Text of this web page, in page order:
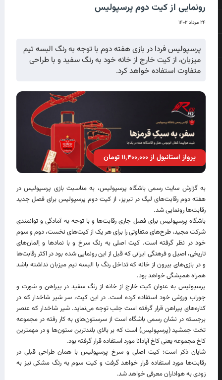
رونمایی از کیت دوم پرسپولیس
۲۴ مرداد ۱۴۰۲
پرسپولیس فردا در بازی هفته دوم با توجه به رنگ البسه تیم
میزبان، از کیت خارج از خانه خود به رنگ سفید و با طراحی
متفاوت استفاده خواهد کرد.
پرواز استانبول از ۱۱٬۴۰۰٬۰۰۰ تومان
به گزارش سایت رسمی باشگاه پرسپولیس، به مناسبت بازی پرسپولیس در
هفته دوم رقابت‌های لیگ در تبریز، از کیت دوم پرسپولیس برای فصل جدید
رقابت‌ها رونمایی شد.
باشگاه پرسپولیس برای فصل جاری رقابت‌ها و با توجه به آمادگی و توانمندی
شرکت مجید، طرح‌های متفاوتی را برای هر یک از کیت‌های نخست، دوم و سوم
خود در نظر گرفته است. کیت اصلی به رنگ سرخ و با نمادها و اِلمان‌های
تاریخی، اصیل و فرهنگی ایرانی که قبل از این رونمایی شده بود در اکثر رقابت‌ها
و در بازی‌های بیرون از خانه که تداخل رنگ با البسه تیم میزبان نداشته باشد
همراه همیشگی خواهد بود.
پرسپولیس به عنوان کیت خارج از خانه از رنگ سفید در پیراهن و شورت و
جوراب ورزشی خود استفاده کرده است. در این کیت، سر شیر شاخدار که در
کناره‌های پیراهن قرار گرفته است جلب توجه می‌نماید. شیر شاخدار که عنصر
برجسته در نشان رسمی باشگاه است از سرستون‌های به کار رفته در مجموعه
تخت جمشید (پرسپولیس) است که بر بالای بلندترین ستون‌ها و در مهمترین
کاخ مجموعه یعنی کاخ آپادانا مورد استفاده قرار گرفته بود.
شایان ذکر است؛ کیت اصلی و سرخ پرسپولیس با همان طراحی قبلی در
رقابت‌ها مورد استفاده قرار خواهد گرفت و کیت سوم به رنگ مشکی نیز به
زودی به هواداران معرفی خواهد شد.